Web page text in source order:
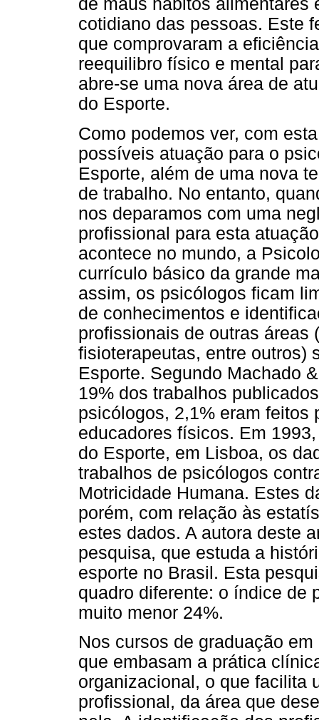
de maus hábitos
cotidiano das pessoas. Este
que comprovaram a
reequilibro físico e mental
abre-se uma nova área de
do Esporte.
Como podemos ver, com
possíveis atuação para o
Esporte, além de uma nova
de trabalho. No entanto,
nos deparamos com uma
profissional para esta
acontece no mundo, a
currículo básico da grande
assim, os psicólogos ficam
de conhecimentos e
profissionais de outras
fisioterapeutas, entre outros)
Esporte. Segundo Machado
19% dos trabalhos
psicólogos, 2,1% eram feitos
educadores físicos. Em
do Esporte, em Lisboa, os
trabalhos de psicólogos
Motricidade Humana. Estes
porém, com relação às
estes dados. A autora deste
pesquisa, que estuda a
esporte no Brasil. Esta
quadro diferente: o índice de
muito menor 24%.
Nos cursos de graduação
que embasam a prática
organizacional, o que facilita
profissional, da área que